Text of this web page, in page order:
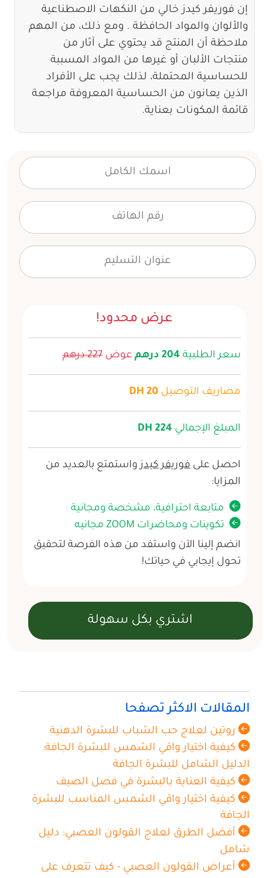
إن فوريفر كيدز خالي من النكهات الاصطناعية
والألوان والمواد الحافظة . ومع ذلك، من المهم
ملاحظة أن المنتج قد يحتوي على آثار من
منتجات الألبان أو غيرها من المواد المسببة
للحساسية المحتملة، لذلك يجب على الأفراد
الذين يعانون من الحساسية المعروفة مراجعة
قائمة المكونات بعناية.
عرض محدود!
سعر الطلبية 204 درهم عوض 227 درهم
مصاريف التوصيل 20 DH
المبلغ الإجمالي 224 DH
احصل على فوريفر كيدز واستمتع بالعديد من
المزايا:
متابعة احترافية، مشخصة ومجانية
تكوينات ومحاضرات ZOOM مجانيه
انضم إلينا الآن واستفد من هذه الفرصة لتحقيق
تحول إيجابي في حياتك!
المقالات الاكثر تصفحا
روتين لعلاج حب الشباب للبشرة الدهنية
كيفية اختيار واقي الشمس للبشرة الجافة:
الدليل الشامل للبشرة الجافة
كيفية العناية بالبشرة في فصل الصيف
كيفية اختيار واقي الشمس المناسب للبشرة
الجافة
أفضل الطرق لعلاج القولون العصبي: دليل
شامل
أعراض القولون العصبي - كيف تتعرف على